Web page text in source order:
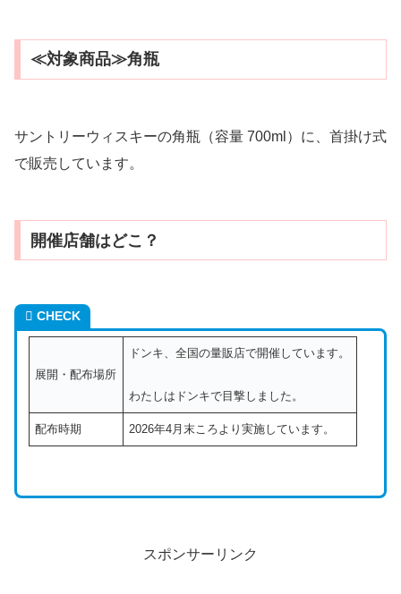
≪対象商品≫角瓶
サントリーウィスキーの角瓶（容量 700ml）に、首掛け式
で販売しています。
開催店舗はどこ？
CHECK
展開・配布場所
ドンキ、全国の量販店で開催しています。
わたしはドンキで目撃しました。
配布時期 2026年4月末ころより実施しています。
スポンサーリンク